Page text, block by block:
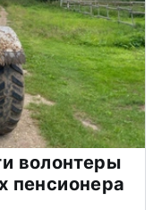
волонтеры
пенсионера